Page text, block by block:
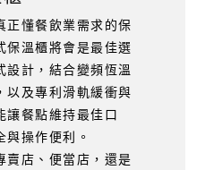
正懂餐飲業需求的保
保溫櫃將會是最佳選
設計，結合變頻恆溫
以及專利滑軌緩衝與
讓餐點維持最佳口
與操作便利。
賣店、便當店，還是